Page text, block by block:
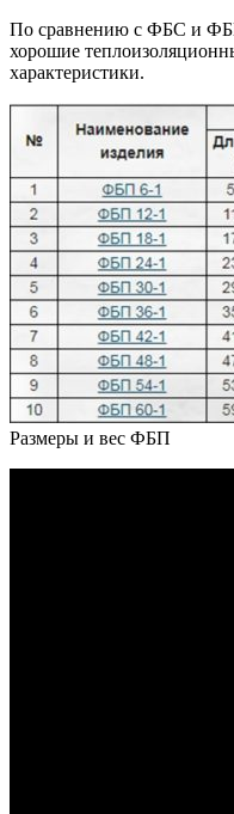
По сравнению с ФБС и
хорошие
характеристики.
Размеры и вес ФБП